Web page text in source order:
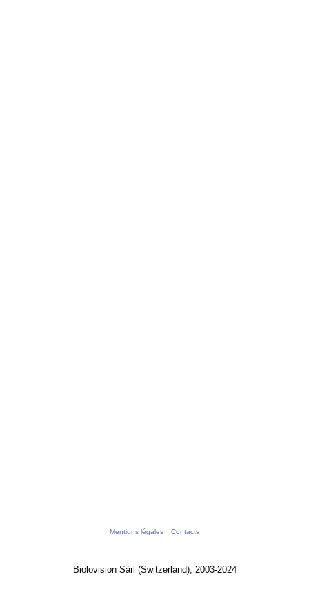
Mentions légales Contacts
Biolovision Sàrl (Switzerland), 2003-2024